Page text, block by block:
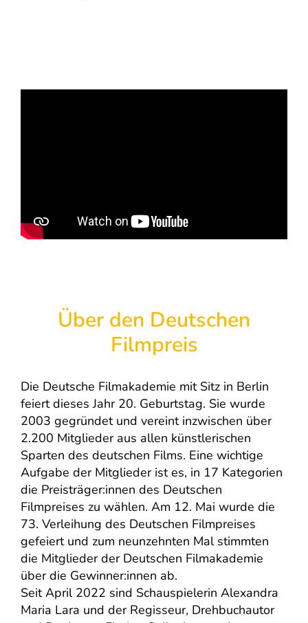
Über den Deutschen
Filmpreis
Die Deutsche Filmakademie mit Sitz in Berlin
feiert dieses Jahr 20. Geburtstag. Sie wurde
2003 gegründet und vereint inzwischen über
2.200 Mitglieder aus allen künstlerischen
Sparten des deutschen Films. Eine wichtige
Aufgabe der Mitglieder ist es, in 17 Kategorien
die Preisträger:innen des Deutschen
Filmpreises zu wählen. Am 12. Mai wurde die
73. Verleihung des Deutschen Filmpreises
gefeiert und zum neunzehnten Mal stimmten
die Mitglieder der Deutschen Filmakademie
über die Gewinner:innen ab.
Seit April 2022 sind Schauspielerin Alexandra
Maria Lara und der Regisseur, Drehbuchautor